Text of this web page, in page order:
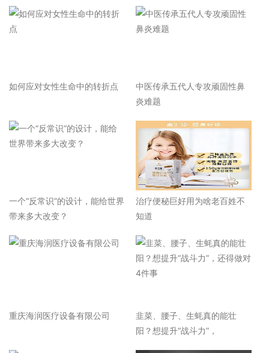
如何应对女性生命中的转折点
中医传承五代人专攻顽固性鼻
炎难题
一个“反常识”的设计，能给世界
带来多大改变？
治疗便秘巨好用为啥老百姓不
知道
重庆海润医疗设备有限公司
韭菜、腰子、生蚝真的能壮
阳？想提升“战斗力”，